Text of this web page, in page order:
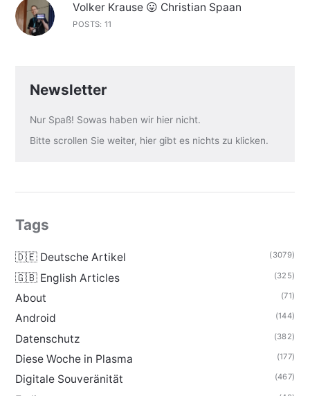
Volker Krause 😛 Christian Spaan
POSTS: 11
Newsletter
Nur Spaß! Sowas haben wir hier nicht.
Bitte scrollen Sie weiter, hier gibt es nichts zu klicken.
Tags
🇩🇪 Deutsche Artikel (3079)
🇬🇧 English Articles (325)
About (71)
Android (144)
Datenschutz (382)
Diese Woche in Plasma (177)
Digitale Souveränität (467)